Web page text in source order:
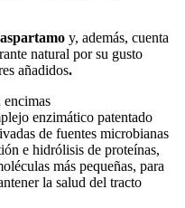
y, además, cuenta
natural por su gusto
añadidos.
enzimático patentado
de fuentes microbianas
e hidrólisis de proteínas,
más pequeñas, para
la salud del tracto